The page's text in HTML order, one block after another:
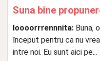
Suna bine
loooorrrennnita: Buna,
început pentru ca nu
intre noi. Eu sunt aici pe...